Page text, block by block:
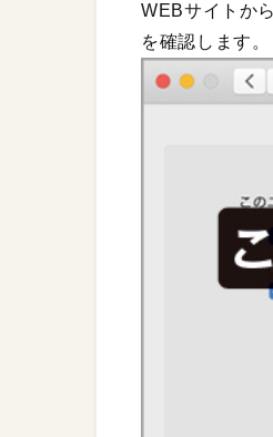
WEBサイトか
を確認します。